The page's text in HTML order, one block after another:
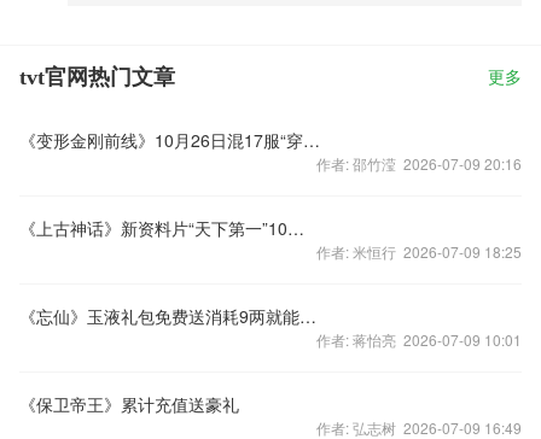
tvt官网热门文章 更多
《变形金刚前线》10月26日混17服“穿云裂日”盛大开启！
作者: 邵竹滢 2026-07-09 20:16
《上古神话》新资料片“天下第一”10月22日上线
作者: 米恒行 2026-07-09 18:25
《忘仙》玉液礼包免费送消耗9两就能领！
作者: 蒋怡亮 2026-07-09 10:01
《保卫帝王》累计充值送豪礼
作者: 弘志树 2026-07-09 16:49